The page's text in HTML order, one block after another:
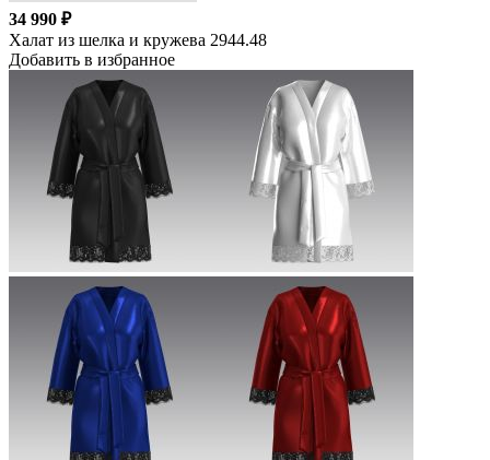
34 990 ₽
Халат из шелка и кружева 2944.48
Добавить в избранное